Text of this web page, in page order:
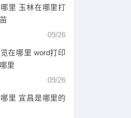
里 玉林在哪里打
09/26
在哪里 word打印
里
09/26
里 宜昌是哪里的